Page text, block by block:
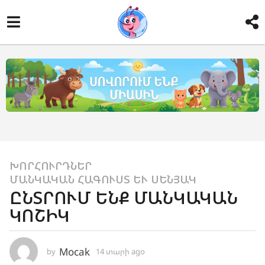
1
4
տ
ա
ի
ԽՈՐՀՈՒՐԴՆԵՐ
ՄԱՆԿԱԿԱՆ ՀԱԳՈՒՍՏ ԵՒ ՍԵՆՅԱԿ
ԸՆՏՐՈՒՄ ԵՆՔ ՄԱՆԿԱԿԱՆ
ԿՈՇԻԿ
by Mocak 14 տարի ago